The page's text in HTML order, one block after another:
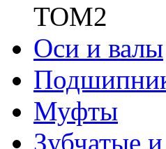
ТОМ2
Оси и валы
Муфты
Зубчатые